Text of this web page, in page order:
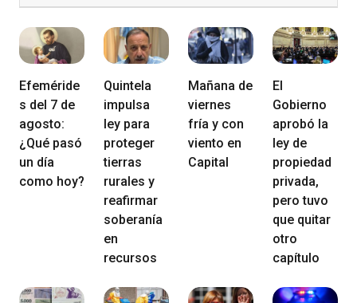
Efeméride
s del 7 de
agosto:
¿Qué pasó
un día
como hoy?
Quintela
impulsa
ley para
proteger
tierras
rurales y
reafirmar
soberanía
en
recursos
Mañana de
viernes
fría y con
viento en
Capital
El
Gobierno
aprobó la
ley de
propiedad
privada,
pero tuvo
que quitar
otro
capítulo